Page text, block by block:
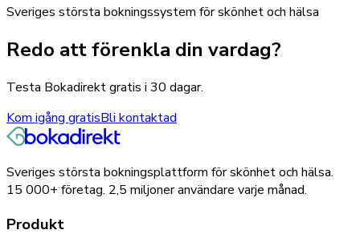
Sveriges största bokningssystem för skönhet och hälsa
Redo att förenkla din vardag?
Testa Bokadirekt gratis i 30 dagar.
Kom igång gratisBli kontaktad
Sveriges största bokningsplattform för skönhet och hälsa.
15 000+ företag. 2,5 miljoneranvändare varje månad.
Produkt